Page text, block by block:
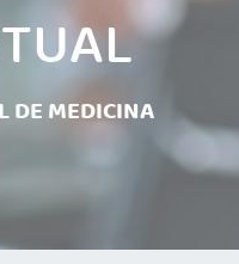
DE MEDICINA